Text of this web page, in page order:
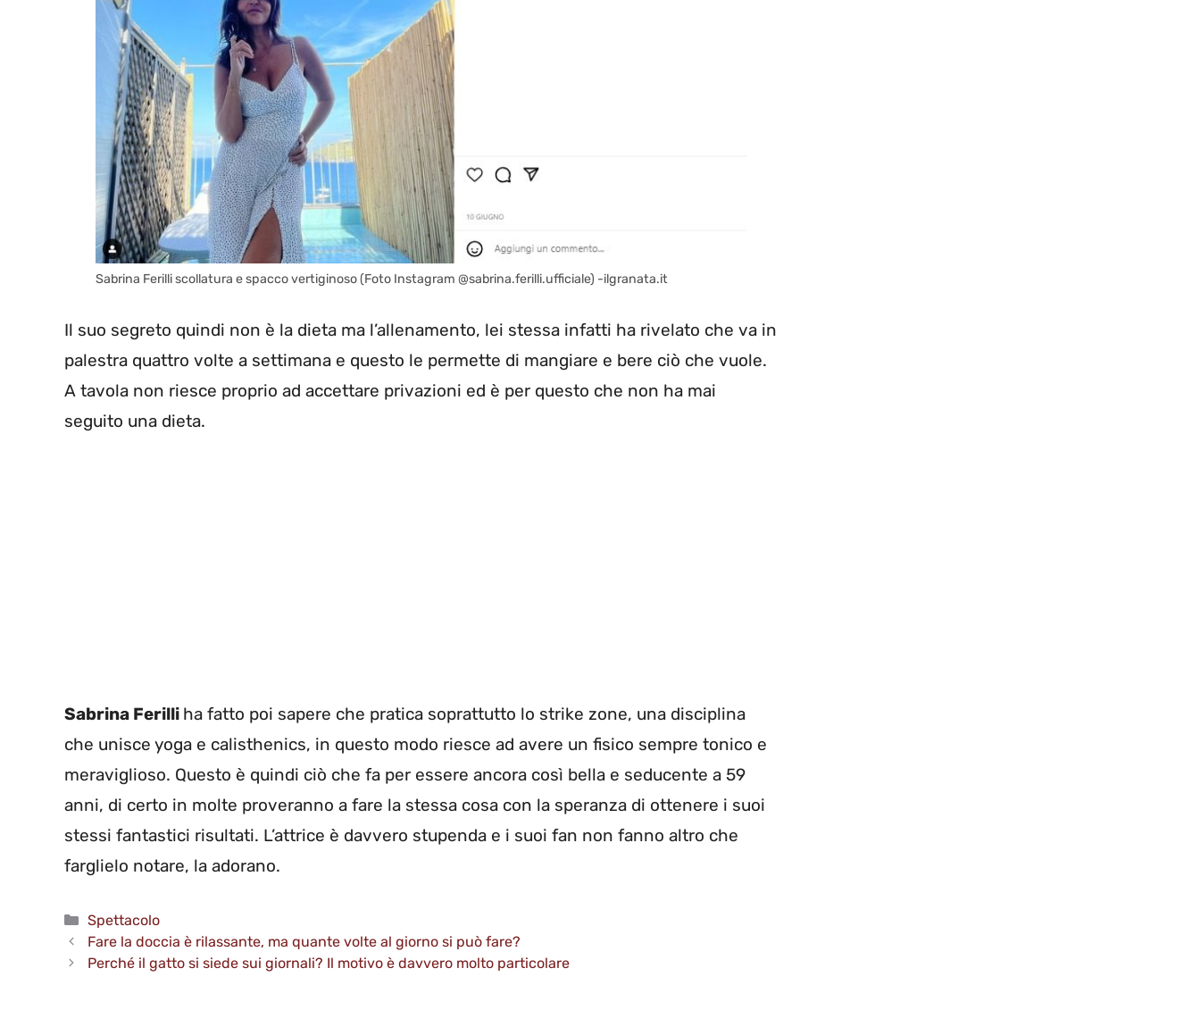
Sabrina Ferilli scollatura e spacco vertiginoso (Foto Instagram @sabrina.ferilli.ufficiale) -ilgranata.it
Il suo segreto quindi non è la dieta ma l’allenamento, lei stessa infatti ha rivelato che va in
palestra quattro volte a settimana e questo le permette di mangiare e bere ciò che vuole.
A tavola non riesce proprio ad accettare privazioni ed è per questo che non ha mai
seguito una dieta.
Sabrina Ferilli ha fatto poi sapere che pratica soprattutto lo strike zone, una disciplina
che unisce yoga e calisthenics, in questo modo riesce ad avere un fisico sempre tonico e
meraviglioso. Questo è quindi ciò che fa per essere ancora così bella e seducente a 59
anni, di certo in molte proveranno a fare la stessa cosa con la speranza di ottenere i suoi
stessi fantastici risultati. L’attrice è davvero stupenda e i suoi fan non fanno altro che
farglielo notare, la adorano.
Categorie
Spettacolo
Fare la doccia è rilassante, ma quante volte al giorno si può fare?
Perché il gatto si siede sui giornali? Il motivo è davvero molto particolare